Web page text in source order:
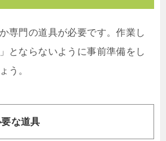
専門の道具が必要です。作業し
とならないように事前準備をし
う。
な道具